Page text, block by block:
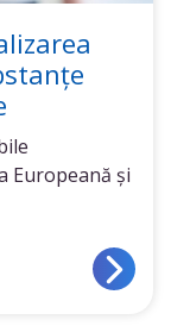
Europeană și